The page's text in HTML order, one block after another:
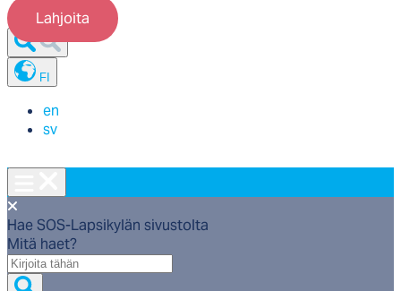
Lahjoita
FI
en
sv
Hae SOS-Lapsikylän sivustolta
Mitä haet?
Mitä
haet?